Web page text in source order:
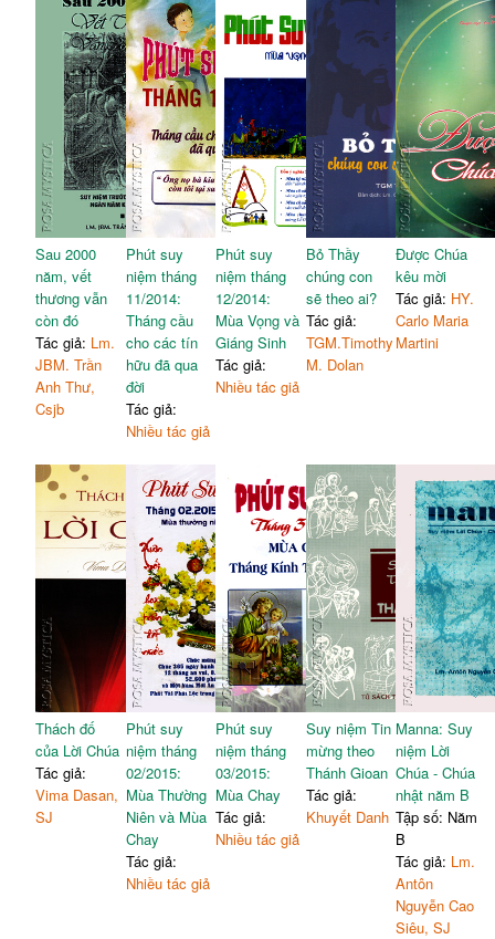
Sau 2000
năm, vết
thương vẫn
còn đó
Tác giả: Lm.
JBM. Trần
Anh Thư,
Csjb
Phút suy
niệm tháng
11/2014:
Tháng cầu
cho các tín
hữu đã qua
đời
Tác giả:
Nhiều tác giả
Phút suy
niệm tháng
12/2014:
Mùa Vọng và
Giáng Sinh
Tác giả:
Nhiều tác giả
Bỏ Thầy
chúng con
sẽ theo ai?
Tác giả:
TGM.Timothy
M. Dolan
Được Chúa
kêu mời
Tác giả: HY.
Carlo Maria
Martini
Thách đố
của Lời Chúa
Tác giả:
Vima Dasan,
SJ
Phút suy
niệm tháng
02/2015:
Mùa Thường
Niên và Mùa
Chay
Tác giả:
Nhiều tác giả
Phút suy
niệm tháng
03/2015:
Mùa Chay
Tác giả:
Nhiều tác giả
Suy niệm Tin
mừng theo
Thánh Gioan
Tác giả:
Khuyết Danh
Manna: Suy
niệm Lời
Chúa - Chúa
nhật năm B
Tập số: Năm
B
Tác giả: Lm.
Antôn
Nguyễn Cao
Siêu, SJ